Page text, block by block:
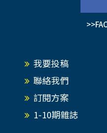
我要投稿
聯絡我們
訂閱方案
1-10期雜誌